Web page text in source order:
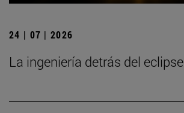
24 | 07 | 2026
La ingeniería detrás del eclipse